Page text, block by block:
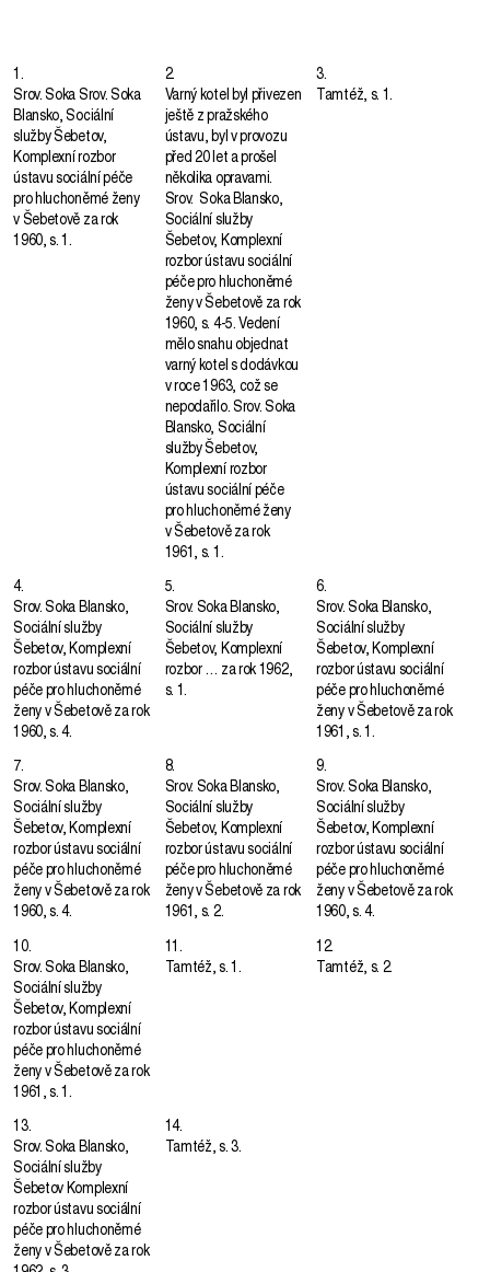
1.
Srov. Soka Srov. Soka
Blansko, Sociální
služby Šebetov,
Komplexní rozbor
ústavu sociální péče
pro hluchoněmé ženy
v Šebetově za rok
1960, s. 1.
2.
Varný kotel byl přivezen
ještě z pražského
ústavu, byl v provozu
před 20 let a prošel
několika opravami.
Srov. Soka Blansko,
Sociální služby
Šebetov, Komplexní
rozbor ústavu sociální
péče pro hluchoněmé
ženy v Šebetově za rok
1960, s. 4-5. Vedení
mělo snahu objednat
varný kotel s dodávkou
v roce 1963, což se
nepodařilo. Srov. Soka
Blansko, Sociální
služby Šebetov,
Komplexní rozbor
ústavu sociální péče
pro hluchoněmé ženy
v Šebetově za rok
1961, s. 1.
3.
Tamtéž, s. 1.
4.
Srov. Soka Blansko,
Sociální služby
Šebetov, Komplexní
rozbor ústavu sociální
péče pro hluchoněmé
ženy v Šebetově za rok
1960, s. 4.
5.
Srov. Soka Blansko,
Sociální služby
Šebetov, Komplexní
rozbor … za rok 1962,
s. 1.
6.
Srov. Soka Blansko,
Sociální služby
Šebetov, Komplexní
rozbor ústavu sociální
péče pro hluchoněmé
ženy v Šebetově za rok
1961, s. 1.
7.
Srov. Soka Blansko,
Sociální služby
Šebetov, Komplexní
rozbor ústavu sociální
péče pro hluchoněmé
ženy v Šebetově za rok
1960, s. 4.
8.
Srov. Soka Blansko,
Sociální služby
Šebetov, Komplexní
rozbor ústavu sociální
péče pro hluchoněmé
ženy v Šebetově za rok
1961, s. 2.
9.
Srov. Soka Blansko,
Sociální služby
Šebetov, Komplexní
rozbor ústavu sociální
péče pro hluchoněmé
ženy v Šebetově za rok
1960, s. 4.
10.
Srov. Soka Blansko,
Sociální služby
Šebetov, Komplexní
rozbor ústavu sociální
péče pro hluchoněmé
ženy v Šebetově za rok
1961, s. 1.
11.
Tamtéž, s. 1.
12.
Tamtéž, s. 2.
13.
Srov. Soka Blansko,
Sociální služby
Šebetov Komplexní
rozbor ústavu sociální
péče pro hluchoněmé
ženy v Šebetově za rok
14.
Tamtéž, s. 3.